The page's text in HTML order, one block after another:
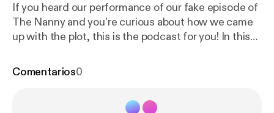
If you heard our performance of our fake episode of
The Nanny and you're curious about how we came
up with the plot, this is the podcast for you! In this
McOlgan sit down and come up with the story. It
Comentarios0